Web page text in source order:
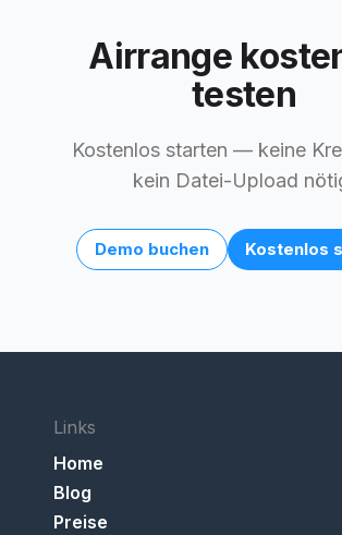
Airrange
testen
Kostenlos starten — keine
kein Datei-Upload
Demo buchen Kostenlos
Links
Home
Blog
Preise